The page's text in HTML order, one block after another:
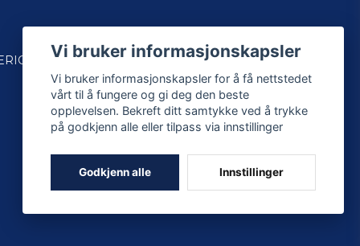
Vi bruker informasjonskapsler
Vi bruker informasjonskapsler for å få nettstedet
vårt til å fungere og gi deg den beste
opplevelsen. Bekreft ditt samtykke ved å trykke
på godkjenn alle eller tilpass via innstillinger
Godkjenn alle Innstillinger